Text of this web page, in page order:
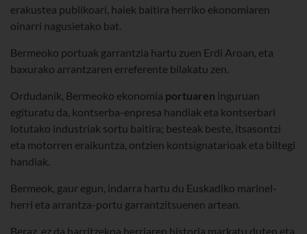
erakustea publikoari, haiek baitira herriko ekonomiaren
oinarri nagusietako bat.
Bermeoko portuak garrantzia hartu zuen Erdi Aroan, eta
baxurako arrantzaren erreferente bilakatu zen.
Ordudanik, Bermeoko ekonomia portuaren inguruan
egituratu da, kontserba-enpresa handiak eta kontserbari
lotutako industriak sortu baitira; besteak beste, itsasontzi
eta motorren eraikuntza, ontzien kontsignatarioak eta biltegi
handiak.
Bermeok, gaur egun, indarra hartu du Euskadiko marinel-
herri eta arrantza-portu garrantzitsuenen artean.
Beraz, ez da harritzekoa herriaren historia markatu duten eta